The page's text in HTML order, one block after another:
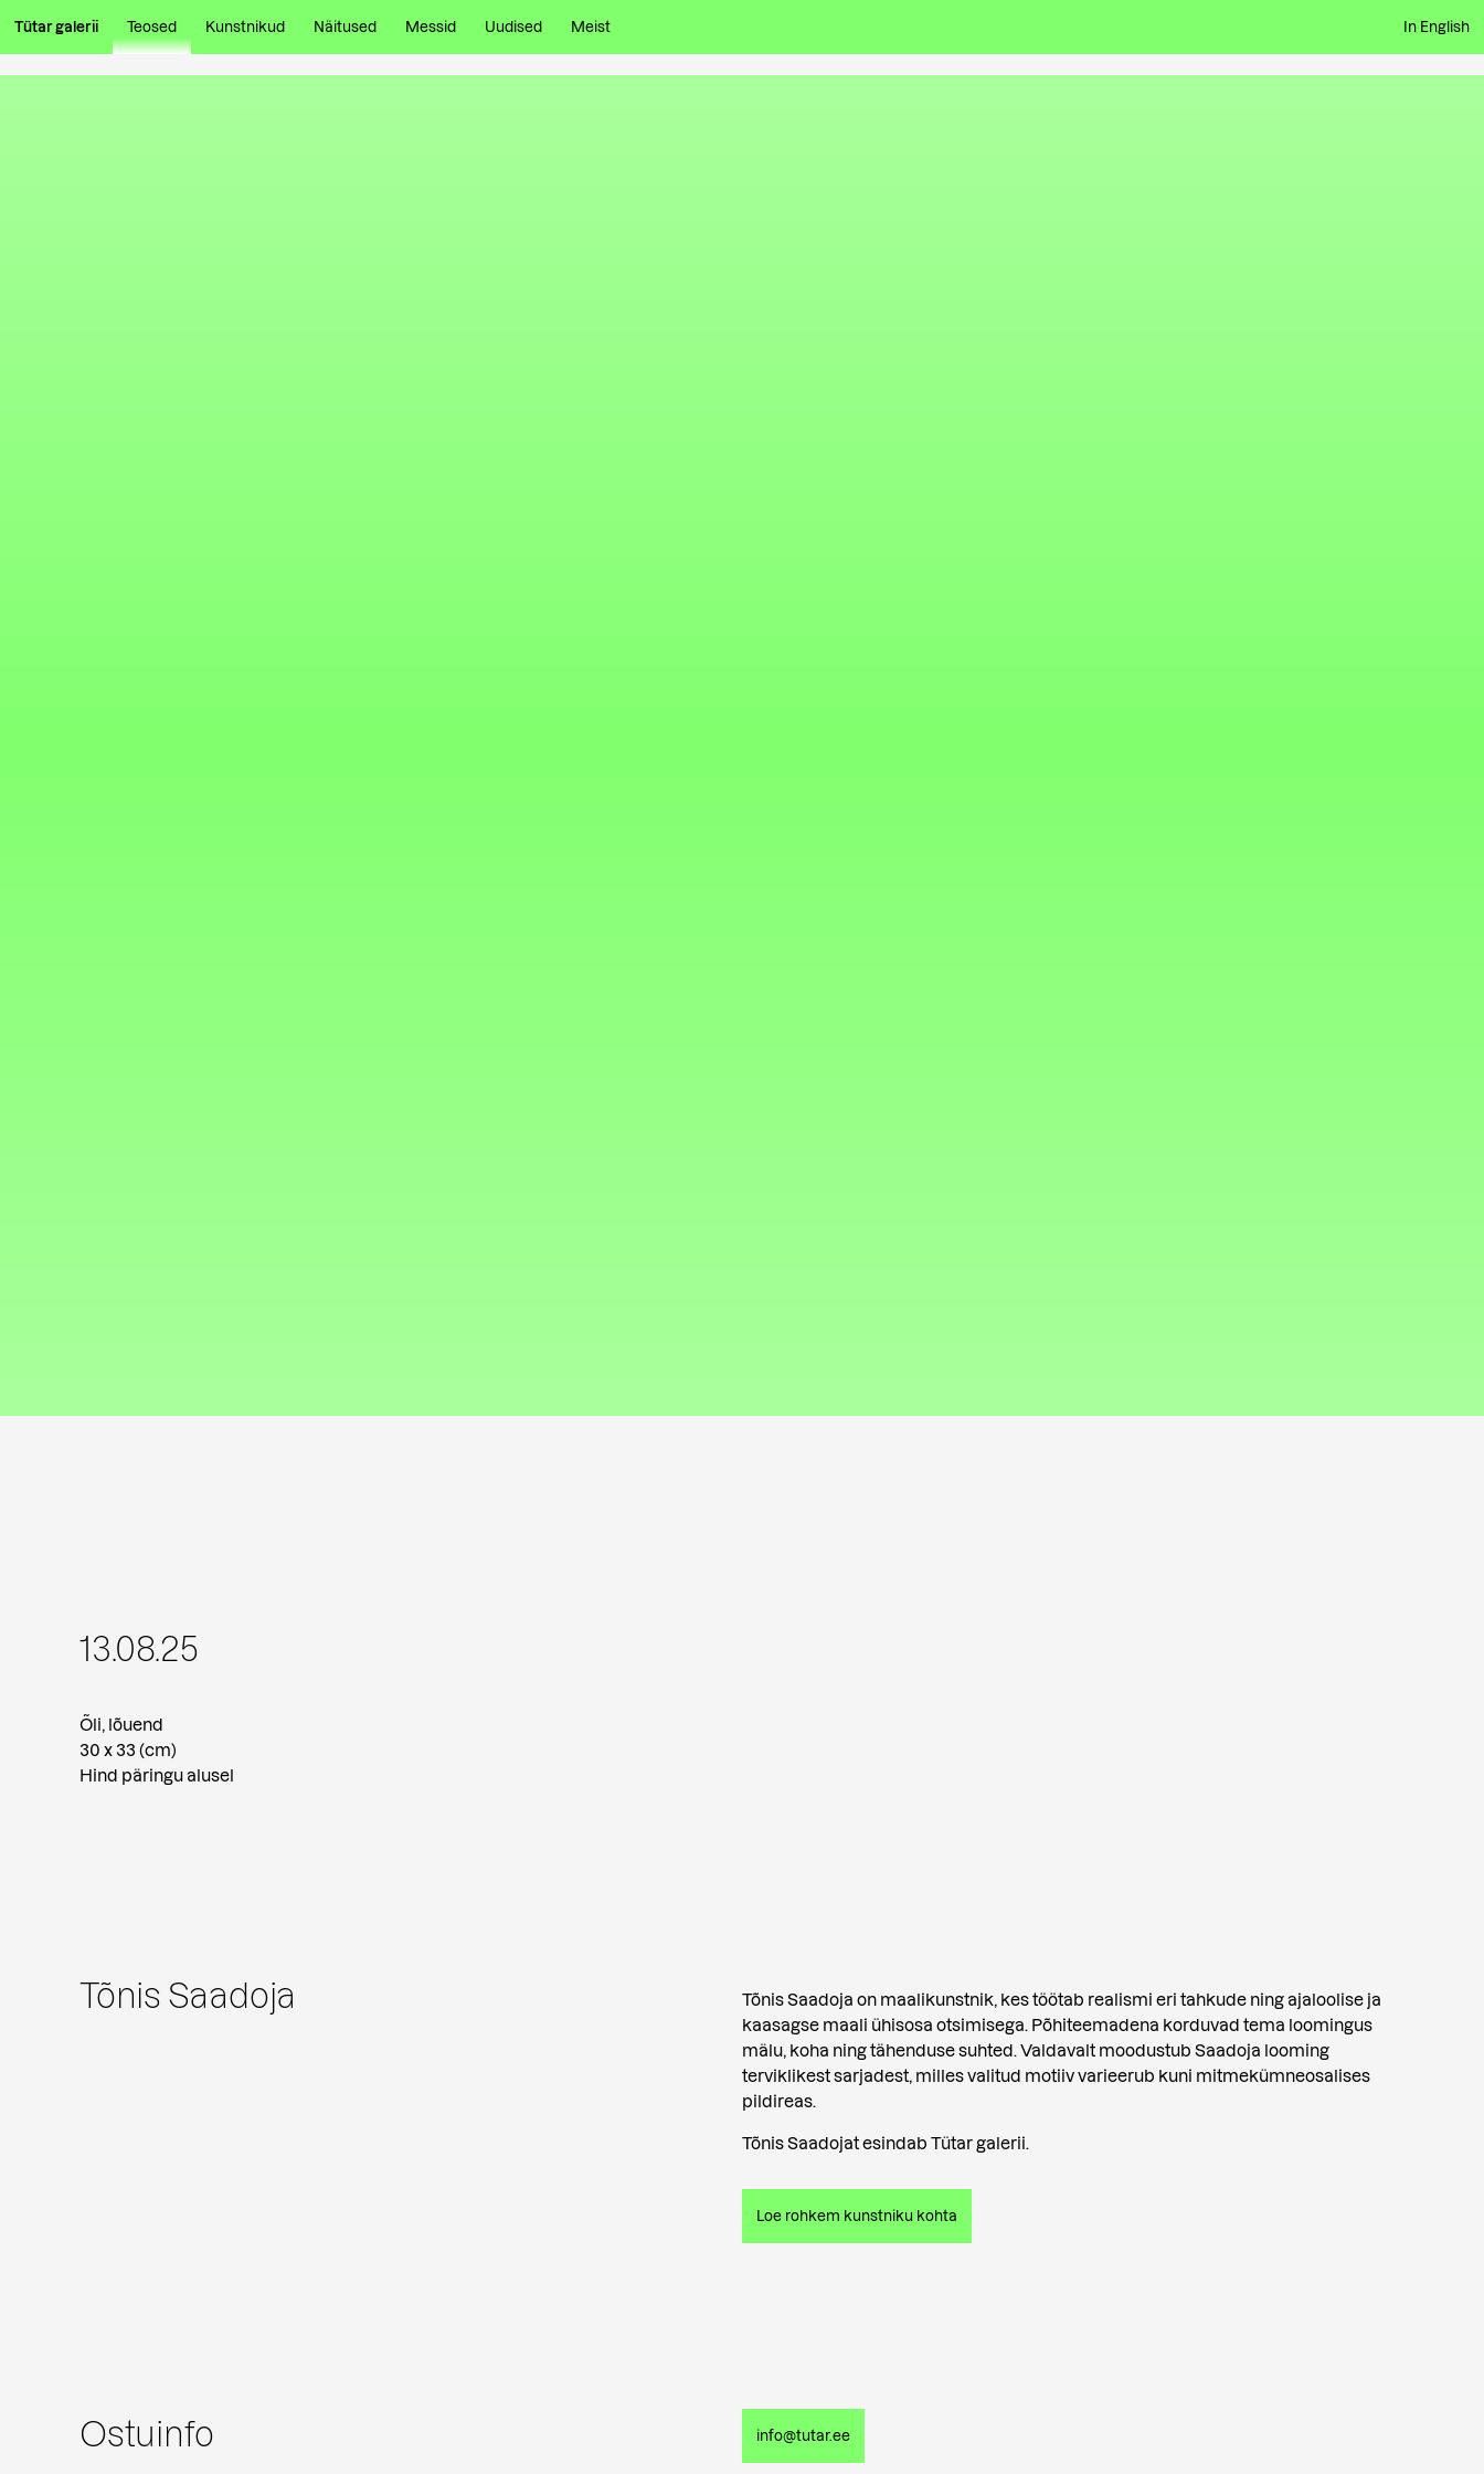
Tütar galerii Teosed Kunstnikud Näitused Messid Uudised Meist In English
13.08.25
Õli, lõuend
30 x 33 (cm)
Hind päringu alusel
Tõnis Saadoja
Tõnis Saadoja on maalikunstnik, kes töötab realismi eri tahkude ning ajaloolise ja
kaasagse maali ühisosa otsimisega. Põhiteemadena korduvad tema loomingus
mälu, koha ning tähenduse suhted. Valdavalt moodustub Saadoja looming
terviklikest sarjadest, milles valitud motiiv varieerub kuni mitmekümneosalises
pildireas.
Tõnis Saadojat esindab Tütar galerii.
Loe rohkem kunstniku kohta
Ostuinfo info@tutar.ee